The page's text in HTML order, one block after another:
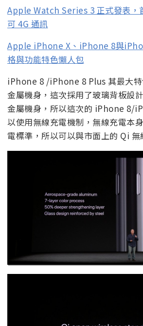
Apple Watch Series 3 正式發表，
可 4G 通訊
Apple iPhone X、iPhone 8與
格與功能特色懶人包
iPhone 8 /iPhone 8 Plus 其最大
金屬機身，這次採用了玻璃背板設
金屬機身，所以這次的 iPhone 8/
以使用無線充電機制，無線充電本
電標準，所以可以與市面上的 Qi 無